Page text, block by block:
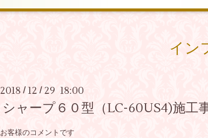
イン
2018 / 12 / 29 18:00
シャープ６０型（LC-60US4)施工
お客様のコメントです